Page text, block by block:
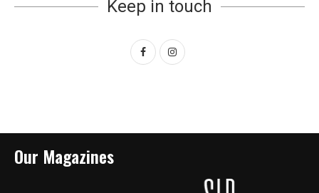
Keep in touch
Our Magazines